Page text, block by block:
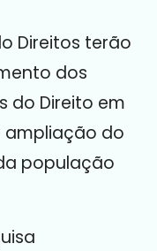
Direitos terão
dos
do Direito em
do
população